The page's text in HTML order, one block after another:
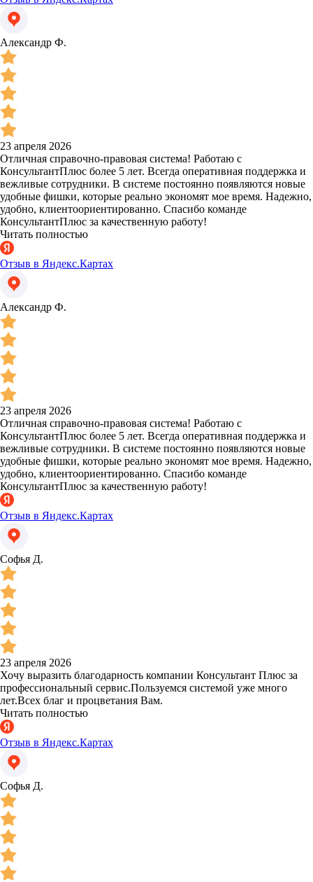
Александр Ф.
23 апреля 2026
Отличная справочно-правовая система! Работаю с
КонсультантПлюс более 5 лет. Всегда оперативная поддержка и
вежливые сотрудники. В системе постоянно появляются новые
удобные фишки, которые реально экономят мое время. Надежно,
удобно, клиентоориентированно. Спасибо команде
КонсультантПлюс за качественную работу!
Читать полностью
Отзыв в Яндекс.Картах
Александр Ф.
23 апреля 2026
Отличная справочно-правовая система! Работаю с
КонсультантПлюс более 5 лет. Всегда оперативная поддержка и
вежливые сотрудники. В системе постоянно появляются новые
удобные фишки, которые реально экономят мое время. Надежно,
удобно, клиентоориентированно. Спасибо команде
КонсультантПлюс за качественную работу!
Отзыв в Яндекс.Картах
Софья Д.
23 апреля 2026
Хочу выразить благодарность компании Консультант Плюс за
профессиональный сервис.Пользуемся системой уже много
лет.Всех благ и процветания Вам.
Читать полностью
Отзыв в Яндекс.Картах
Софья Д.